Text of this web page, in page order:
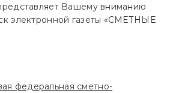
Вашему вниманию
электронной газеты «СМЕТНЫЕ
федеральная сметно-